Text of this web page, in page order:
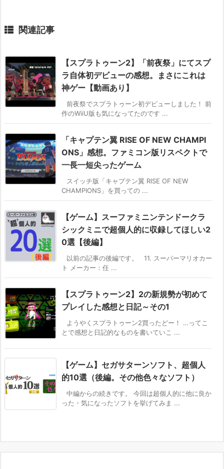
関連記事
【スプラトゥーン2】「前夜祭」にてスプ
ラ自体初デビューの感想。まさにこれは
神ゲー【動画あり】
前夜祭でスプラトゥーン初デビューしました！ 前
作のWiiU版も気になってたのです ...
「キャプテン翼 RISE OF NEW CHAMPI
ONS」感想。ファミコン版リスペクトで
一長一短尖ったゲーム
スイッチ版「キャプテン翼 RISE OF NEW
CHAMPIONS」を買っての ...
【ゲーム】スーファミニンテンドークラ
シックミニで超個人的に収録してほしい2
0選【後編】
以前の記事の後編です。 11. スーパーマリオカー
ト メーカー：任 ...
【スプラトゥーン2】2の新規勢が初めて
プレイした感想と日記～その1
ようやくスプラトゥーン2買ったどー！ …ってこ
とで感想と日記的なものを書いていこ ...
【ゲーム】セガサターンソフト、超個人
的10選（後編。その他色々なソフト）
中編からの続きです。 今回は超個人的に他に良か
った・気になったソフトを挙げてみま ...